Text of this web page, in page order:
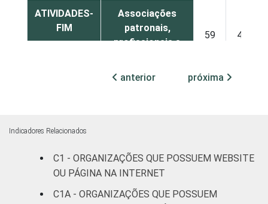
ATIVIDADES-
FIM
Associações
patronais,
profissionais e
59 41
Desenvolvimento
e defesa de
55
anterior próxima
Indicadores Relacionados
C1 - ORGANIZAÇÕES QUE POSSUEM WEBSITE
OU PÁGINA NA INTERNET
C1A - ORGANIZAÇÕES QUE POSSUEM